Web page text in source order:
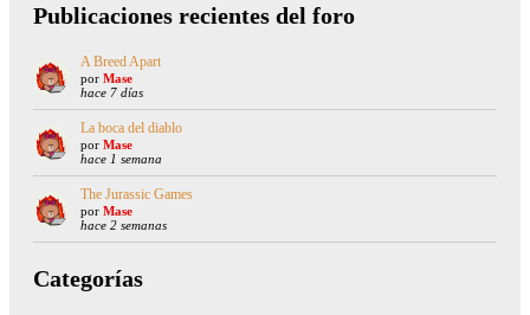
Publicaciones recientes del foro
A Breed Apart
por Mase
hace 7 días
La boca del diablo
por Mase
hace 1 semana
The Jurassic Games
por Mase
hace 2 semanas
Categorías